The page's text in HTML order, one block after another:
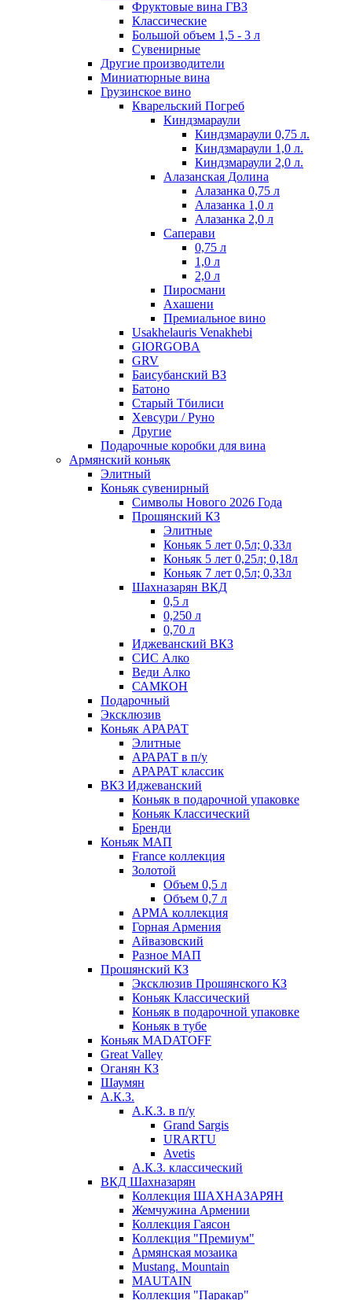
Фруктовые вина ГВЗ
Классические
Большой объем 1,5 - 3 л
Сувенирные
Другие производители
Миниатюрные вина
Грузинское вино
Кварельский Погреб
Киндзмараули
Киндзмараули 0,75 л.
Киндзмараули 1,0 л.
Киндзмараули 2,0 л.
Алазанская Долина
Алазанка 0,75 л
Алазанка 1,0 л
Алазанка 2,0 л
Саперави
0,75 л
1,0 л
2,0 л
Пиросмани
Ахашени
Премиальное вино
Usakhelauris Venakhebi
GIORGOBA
GRV
Баисубанский ВЗ
Батоно
Старый Тбилиси
Хевсури / Руно
Другие
Подарочные коробки для вина
Армянский коньяк
Элитный
Коньяк сувенирный
Символы Нового 2026 Года
Прошянский КЗ
Элитные
Коньяк 5 лет 0,5л; 0,33л
Коньяк 5 лет 0,25л; 0,18л
Коньяк 7 лет 0,5л; 0,33л
Шахназарян ВКД
0,5 л
0,250 л
0,70 л
Иджеванский ВКЗ
СИС Алко
Веди Алко
САМКОН
Подарочный
Эксклюзив
Коньяк АРАРАТ
Элитные
АРАРАТ в п/у
АРАРАТ классик
ВКЗ Иджеванский
Коньяк в подарочной упаковке
Коньяк Классический
Бренди
Коньяк МАП
France коллекция
Золотой
Объем 0,5 л
Объем 0,7 л
АРМА коллекция
Горная Армения
Айвазовский
Разное МАП
Прошянский КЗ
Эксклюзив Прошянского КЗ
Коньяк Классический
Коньяк в подарочной упаковке
Коньяк в тубе
Коньяк MADATOFF
Great Valley
Оганян КЗ
Шаумян
А.К.З.
А.К.З. в п/у
Grand Sargis
URARTU
Avetis
А.К.З. классический
ВКД Шахназарян
Коллекция ШАХНАЗАРЯН
Жемчужина Армении
Коллекция Гаясон
Коллекция "Премиум"
Армянская мозаика
Mustang. Mountain
MAUTAIN
Коллекция "Паракар"